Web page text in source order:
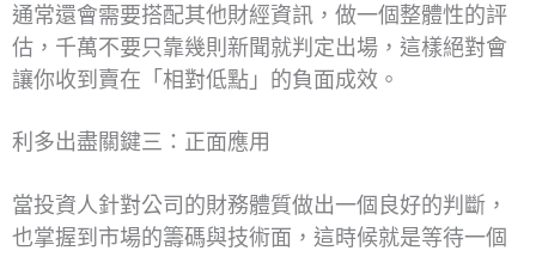
通常還會需要搭配其他財經資訊，做一個整體性的評
估，千萬不要只靠幾則新聞就判定出場，這樣絕對會
讓你收到賣在「相對低點」的負面成效。
利多出盡關鍵三：正面應用
當投資人針對公司的財務體質做出一個良好的判斷，
也掌握到市場的籌碼與技術面，這時候就是等待一個